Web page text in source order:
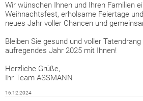
Wir wünschen Ihnen und Ihren Familien
Weihnachtsfest, erholsame Feiertage
neues Jahr voller Chancen und
Bleiben Sie gesund und voller
aufregendes Jahr 2025 mit Ihnen!
Herzliche Grüße,
Ihr Team ASSMANN
16.12.2024